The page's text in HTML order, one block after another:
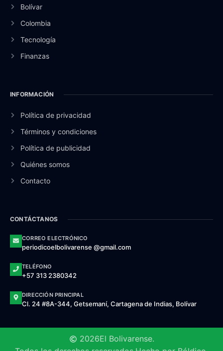
Bolívar
Colombia
Tecnología
Finanzas
INFORMACIÓN
Política de privacidad
Términos y condiciones
Política de publicidad
Quiénes somos
Contacto
CONTÁCTANOS
CORREO ELECTRÓNICO
periodicoelbolivarense @gmail.com
TELÉFONO
+57 313 2380342
DIRECCIÓN PRINCIPAL
Cl. 24 #8A-344, Getsemaní, Cartagena de Indias, Bolívar
2026El Bolivarense.